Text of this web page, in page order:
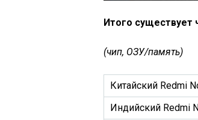
Итого существует
(чип, ОЗУ/память)
Китайский Redmi
Индийский Redmi